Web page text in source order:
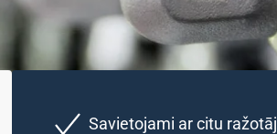
Savietojami ar citu